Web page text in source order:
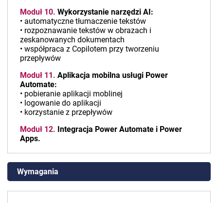
Moduł 10. Wykorzystanie narzędzi AI:
• automatyczne tłumaczenie tekstów
• rozpoznawanie tekstów w obrazach i
zeskanowanych dokumentach
• współpraca z Copilotem przy tworzeniu
przepływów
Moduł 11. Aplikacja mobilna usługi Power
Automate:
• pobieranie aplikacji moblinej
• logowanie do aplikacji
• korzystanie z przepływów
Moduł 12. Integracja Power Automate i Power
Apps.
Wymagania